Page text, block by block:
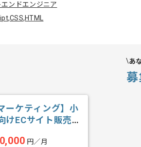
エンドエンジニア
,CSS,HTML
あ
ーケティング】小
けECサイト販売
円／月